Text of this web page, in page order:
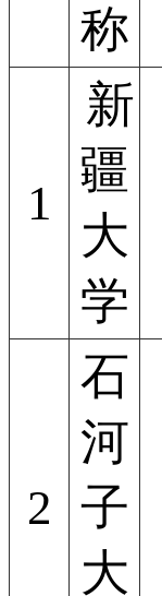
称
1
新
疆
大
学
2
石
河
子
大